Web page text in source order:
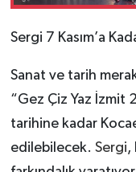
Sergi 7 Kasım’a
Sanat ve tarih
“Gez Çiz Yaz İzmit
tarihine kadar
edilebilecek. Sergi,